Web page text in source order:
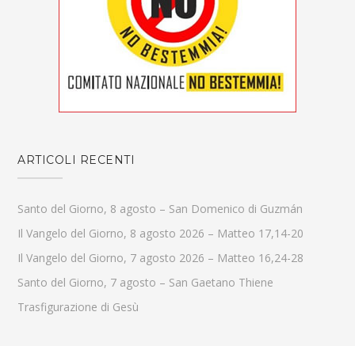
ARTICOLI RECENTI
Santo del Giorno, 8 agosto – San Domenico di Guzmán
Il Vangelo del Giorno, 8 agosto 2026 – Matteo 17,14-20
Il Vangelo del Giorno, 7 agosto 2026 – Matteo 16,24-28
Santo del Giorno, 7 agosto – San Gaetano Thiene
Trasfigurazione di Gesù